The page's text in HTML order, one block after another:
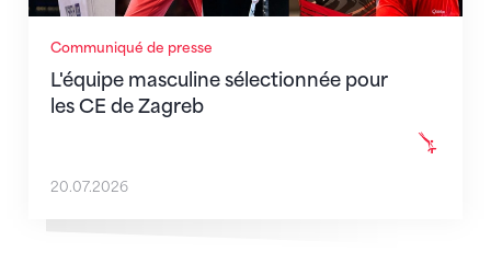
Communiqué de presse
L'équipe masculine sélectionnée pour
les CE de Zagreb
20.07.2026